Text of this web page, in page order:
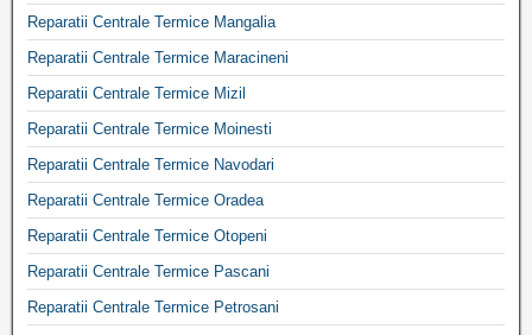
Reparatii Centrale Termice Mangalia
Reparatii Centrale Termice Maracineni
Reparatii Centrale Termice Mizil
Reparatii Centrale Termice Moinesti
Reparatii Centrale Termice Navodari
Reparatii Centrale Termice Oradea
Reparatii Centrale Termice Otopeni
Reparatii Centrale Termice Pascani
Reparatii Centrale Termice Petrosani